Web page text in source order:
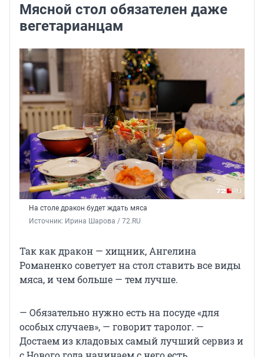
Мясной стол обязателен даже
вегетарианцам
На столе дракон будет ждать мяса
Источник: Ирина Шарова / 72.RU
Так как дракон — хищник, Ангелина
Романенко советует на стол ставить все виды
мяса, и чем больше — тем лучше.
— Обязательно нужно есть на посуде «для
особых случаев», — говорит таролог. —
Достаем из кладовых самый лучший сервиз и